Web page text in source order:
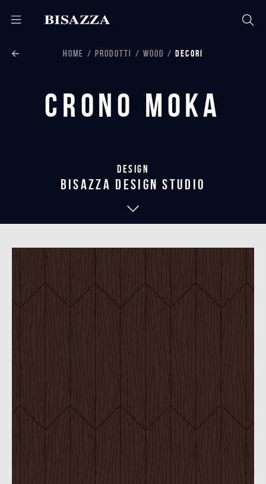
HOME PRODOTTI WOOD DECORI
Crono Moka
Design
bisazza design studio